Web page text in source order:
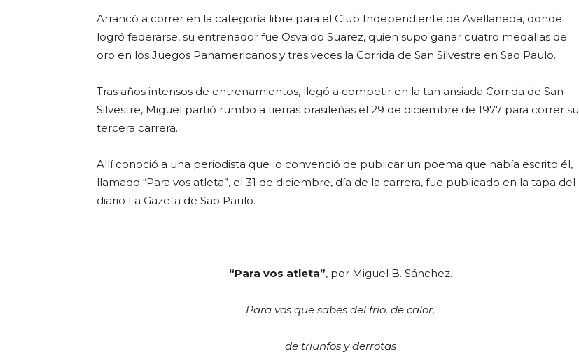
Arrancó a correr en la categoría libre para el Club Independiente de Avellaneda, donde
logró federarse, su entrenador fue Osvaldo Suarez, quien supo ganar cuatro medallas de
oro en los Juegos Panamericanos y tres veces la Corrida de San Silvestre en Sao Paulo.
Tras años intensos de entrenamientos, llegó a competir en la tan ansiada Corrida de San
Silvestre, Miguel partió rumbo a tierras brasileñas el 29 de diciembre de 1977 para correr su
tercera carrera.
Allí conoció a una periodista que lo convenció de publicar un poema que había escrito él,
llamado “Para vos atleta”, el 31 de diciembre, día de la carrera, fue publicado en la tapa del
diario La Gazeta de Sao Paulo.
“Para vos atleta”, por Miguel B. Sánchez.
Para vos que sabés del frío, de calor,
de triunfos y derrotas